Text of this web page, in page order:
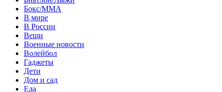
Бокс/MMA
В мире
В России
Вещи
Военные новости
Волейбол
Гаджеты
Дети
Дом и сад
Еда